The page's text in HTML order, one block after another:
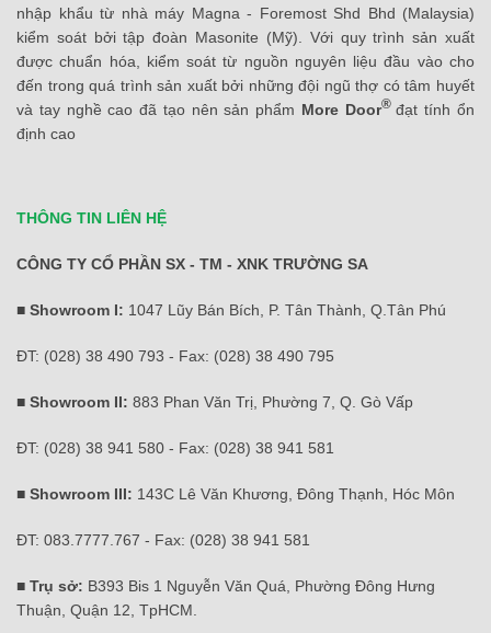
nhập khẩu từ nhà máy Magna - Foremost Shd Bhd (Malaysia)
kiểm soát bởi tập đoàn Masonite (Mỹ). Với quy trình sản xuất
được chuẩn hóa, kiểm soát từ nguồn nguyên liệu đầu vào cho
đến trong quá trình sản xuất bởi những đội ngũ thợ có tâm huyết
và tay nghề cao đã tạo nên sản phẩm More Door® đạt tính ổn
định cao
THÔNG TIN LIÊN HỆ
CÔNG TY CỔ PHẦN SX - TM - XNK TRƯỜNG SA
■ Showroom I: 1047 Lũy Bán Bích, P. Tân Thành, Q.Tân Phú
ĐT: (028) 38 490 793 - Fax: (028) 38 490 795
■ Showroom II: 883 Phan Văn Trị, Phường 7, Q. Gò Vấp
ĐT: (028) 38 941 580 - Fax: (028) 38 941 581
■ Showroom III: 143C Lê Văn Khương, Đông Thạnh, Hóc Môn
ĐT: 083.7777.767 - Fax: (028) 38 941 581
■ Trụ sở: B393 Bis 1 Nguyễn Văn Quá, Phường Đông Hưng
Thuận, Quận 12, TpHCM.